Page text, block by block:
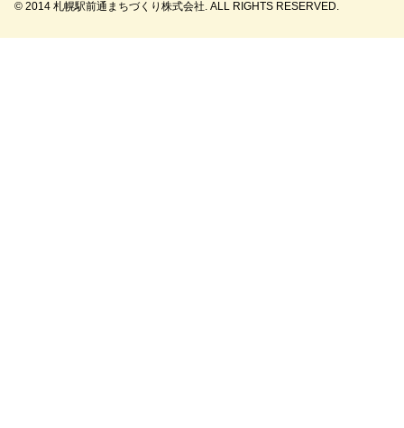
© 2014 札幌駅前通まちづくり株式会社. ALL RIGHTS RESERVED.